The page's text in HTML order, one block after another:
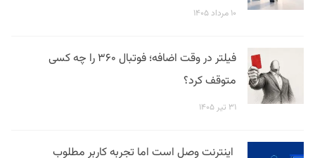
۱۰ مرداد ۱۴۰۵
فیلتر در وقت اضافه؛ فوتبال ۳۶۰ را چه کسی
متوقف کرد؟
۳۱ تیر ۱۴۰۵
اینترنت وصل است اما تجربه کاربر مطلوب